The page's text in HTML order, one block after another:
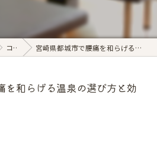
コラム 宮崎県都城市で腰痛を和らげる温泉の選び方と効果的な入浴法
を和らげる温泉の選び方と効